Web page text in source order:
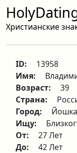
Христианские
ID:
13958
Имя:
Возраст:
39
Страна:
Город:
Ищу:
От:
27 Лет
До:
42 Лет